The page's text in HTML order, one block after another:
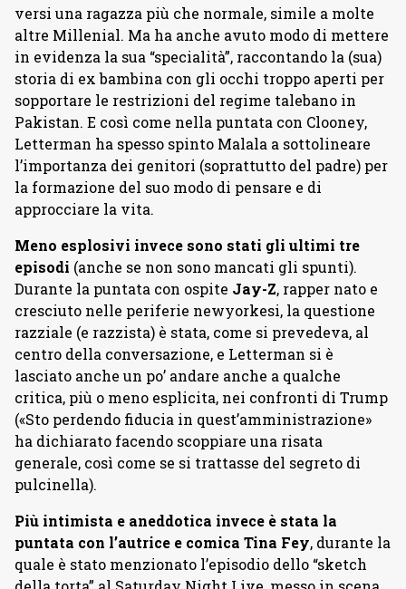
versi una ragazza più che normale, simile a molte
altre Millenial. Ma ha anche avuto modo di mettere
in evidenza la sua “specialità”, raccontando la (sua)
storia di ex bambina con gli occhi troppo aperti per
sopportare le restrizioni del regime talebano in
Pakistan. E così come nella puntata con Clooney,
Letterman ha spesso spinto Malala a sottolineare
l’importanza dei genitori (soprattutto del padre) per
la formazione del suo modo di pensare e di
approcciare la vita.
Meno esplosivi invece sono stati gli ultimi tre
episodi (anche se non sono mancati gli spunti).
Durante la puntata con ospite Jay-Z, rapper nato e
cresciuto nelle periferie newyorkesi, la questione
razziale (e razzista) è stata, come si prevedeva, al
centro della conversazione, e Letterman si è
lasciato anche un po’ andare anche a qualche
critica, più o meno esplicita, nei confronti di Trump
(«Sto perdendo fiducia in quest’amministrazione»
ha dichiarato facendo scoppiare una risata
generale, così come se si trattasse del segreto di
pulcinella).
Più intimista e aneddotica invece è stata la
puntata con l’autrice e comica Tina Fey, durante la
quale è stato menzionato l’episodio dello “sketch